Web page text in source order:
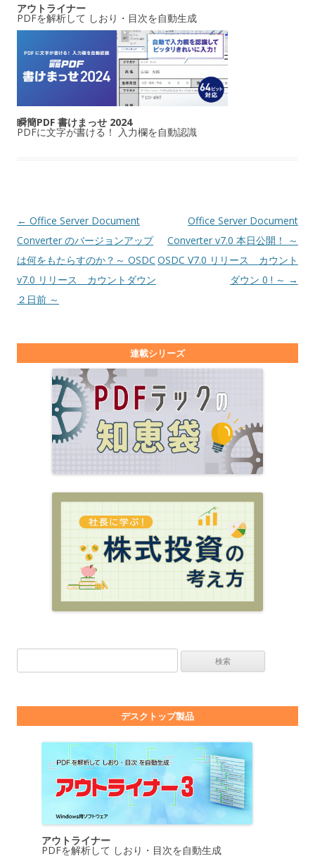
アウトライナー
PDFを解析して しおり・目次を自動生成
瞬簡PDF 書けまっせ 2024
PDFに文字が書ける！ 入力欄を自動認識
投稿ナビゲーション
← Office Server Document
Converter のバージョンアップ
は何をもたらすのか？～ OSDC
v7.0 リリース カウントダウン
２日前 ～
Office Server Document
Converter v7.0 本日公開！ ～
OSDC V7.0 リリース カウント
ダウン 0 ! ～ →
連載シリーズ
デスクトップ製品
アウトライナー
PDFを解析して しおり・目次を自動生成